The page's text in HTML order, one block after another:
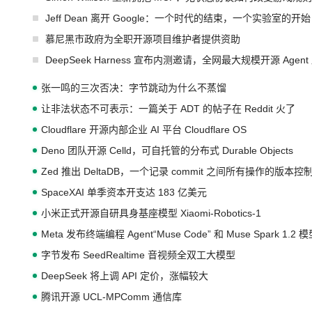
Jeff Dean 离开 Google：一个时代的结束，一个实验室的开始
慕尼黑市政府为全职开源项目维护者提供资助
DeepSeek Harness 宣布内测邀请，全网最大规模开源 Agent
张一鸣的三次否决：字节跳动为什么不蒸馏
让非法状态不可表示：一篇关于 ADT 的帖子在 Reddit 火了
Cloudflare 开源内部企业 AI 平台 Cloudflare OS
Deno 团队开源 Celld，可自托管的分布式 Durable Objects
Zed 推出 DeltaDB，一个记录 commit 之间所有操作的版本控
SpaceXAI 单季资本开支达 183 亿美元
小米正式开源自研具身基座模型 Xiaomi-Robotics-1
Meta 发布终端编程 Agent“Muse Code” 和 Muse Spark 1.2 模
字节发布 SeedRealtime 音视频全双工大模型
DeepSeek 将上调 API 定价，涨幅较大
腾讯开源 UCL-MPComm 通信库